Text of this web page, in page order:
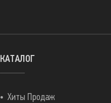
КАТАЛОГ
Хиты Продаж